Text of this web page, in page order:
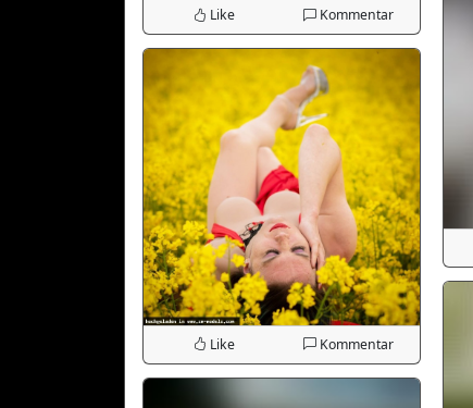
Like Kommentar
Like Kommentar